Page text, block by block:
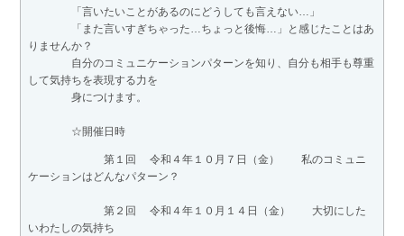
「言いたいことがあるのにどうしても言えない…」
「また言いすぎちゃった…ちょっと後悔…」と感じたことはあ
りませんか？
自分のコミュニケーションパターンを知り、自分も相手も尊重
して気持ちを表現する力を
身につけます。
☆開催日時
第１回 令和４年１０月７日（金） 私のコミュニ
ケーションはどんなパターン？
第２回 令和４年１０月１４日（金） 大切にした
いわたしの気持ち